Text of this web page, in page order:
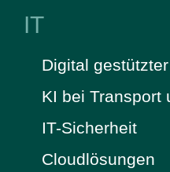
IT
Digital
KI bei Transport
IT-Sicherheit
Cloudlösungen